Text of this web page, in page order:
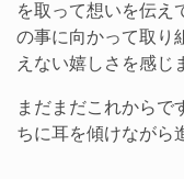
を取って想いを伝え
の事に向かって取り
えない嬉しさを感じ
まだまだこれからで
ちに耳を傾けながら